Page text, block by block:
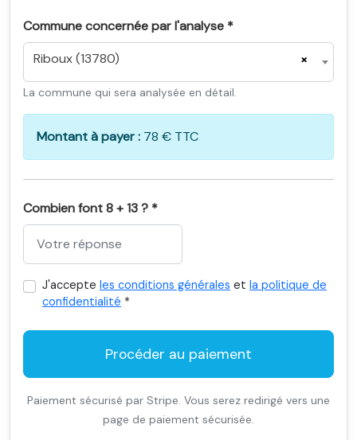
Commune concernée par l'analyse *
×
Riboux (13780)
La commune qui sera analysée en détail.
Montant à payer : 78 € TTC
Combien font 8 + 13 ? *
J'accepte les conditions générales et la politique de
confidentialité *
Procéder au paiement
Paiement sécurisé par Stripe. Vous serez redirigé vers une
page de paiement sécurisée.